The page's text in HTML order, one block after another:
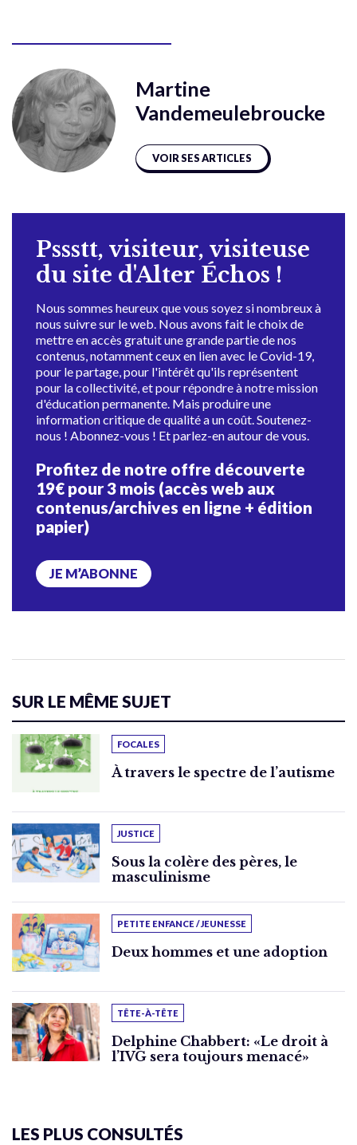
Martine
Vandemeulebroucke
VOIR SES ARTICLES
Pssstt, visiteur, visiteuse
du site d'Alter Échos !
Nous sommes heureux que vous soyez si nombreux à
nous suivre sur le web. Nous avons fait le choix de
mettre en accès gratuit une grande partie de nos
contenus, notamment ceux en lien avec le Covid-19,
pour le partage, pour l'intérêt qu'ils représentent
pour la collectivité, et pour répondre à notre mission
d'éducation permanente. Mais produire une
information critique de qualité a un coût. Soutenez-
nous ! Abonnez-vous ! Et parlez-en autour de vous.
Profitez de notre offre découverte
19€ pour 3 mois (accès web aux
contenus/archives en ligne + édition
papier)
JE M’ABONNE
SUR LE MÊME SUJET
FOCALES
À travers le spectre de l’autisme
JUSTICE
Sous la colère des pères, le
masculinisme
PETITE ENFANCE / JEUNESSE
Deux hommes et une adoption
TÊTE-À-TÊTE
Delphine Chabbert: «Le droit à
l’IVG sera toujours menacé»
LES PLUS CONSULTÉS